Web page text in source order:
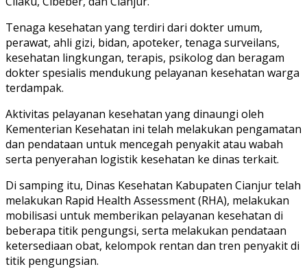
Tenaga kesehatan yang terdiri dari dokter umum,
perawat, ahli gizi, bidan, apoteker, tenaga surveilans,
kesehatan lingkungan, terapis, psikolog dan beragam
dokter spesialis mendukung pelayanan kesehatan warga
terdampak.
Aktivitas pelayanan kesehatan yang dinaungi oleh
Kementerian Kesehatan ini telah melakukan pengamatan
dan pendataan untuk mencegah penyakit atau wabah
serta penyerahan logistik kesehatan ke dinas terkait.
Di samping itu, Dinas Kesehatan Kabupaten Cianjur telah
melakukan Rapid Health Assessment (RHA), melakukan
mobilisasi untuk memberikan pelayanan kesehatan di
beberapa titik pengungsi, serta melakukan pendataan
ketersediaan obat, kelompok rentan dan tren penyakit di
titik pengungsian.